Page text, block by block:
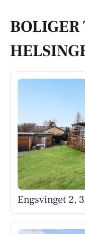
Engsvinget 2,